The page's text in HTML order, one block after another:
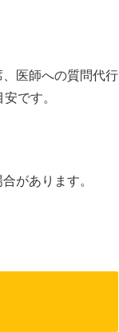
医師への質問代行
です。
があります。